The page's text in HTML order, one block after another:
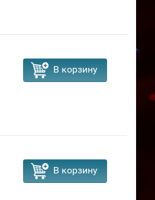
В корзину
В корзину